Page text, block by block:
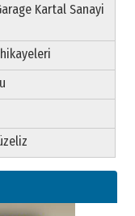
Kartal Sanayi